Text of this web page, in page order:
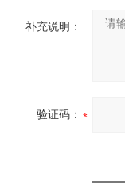
补充说明：
验证码：